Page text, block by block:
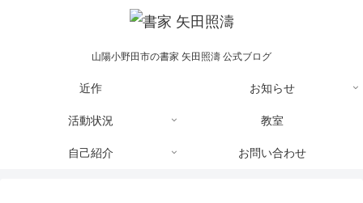
山陽小野田市の書家 矢田照濤 公式ブログ
近作 お知らせ
活動状況 教室
自己紹介 お問い合わせ